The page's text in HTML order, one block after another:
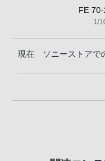
FE
1/
現在 ソニーストアで